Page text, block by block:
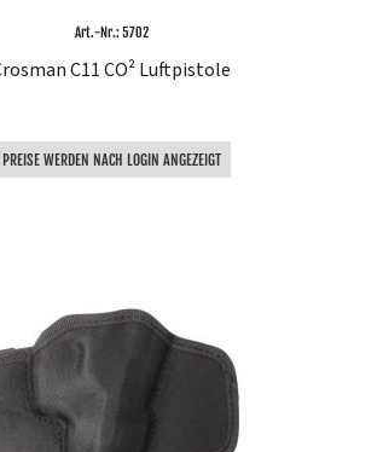
Art.-Nr.: 5702
C11 CO² Luftpistole
PREISE WERDEN NACH LOGIN ANGEZEIGT